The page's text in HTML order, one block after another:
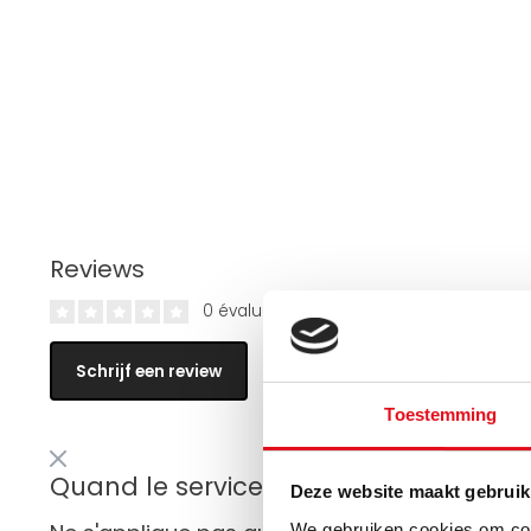
Toestemming
Deze website maakt
Reviews
0 évaluations
Schrijf een review
Quand le service de fret livre-t-il dans